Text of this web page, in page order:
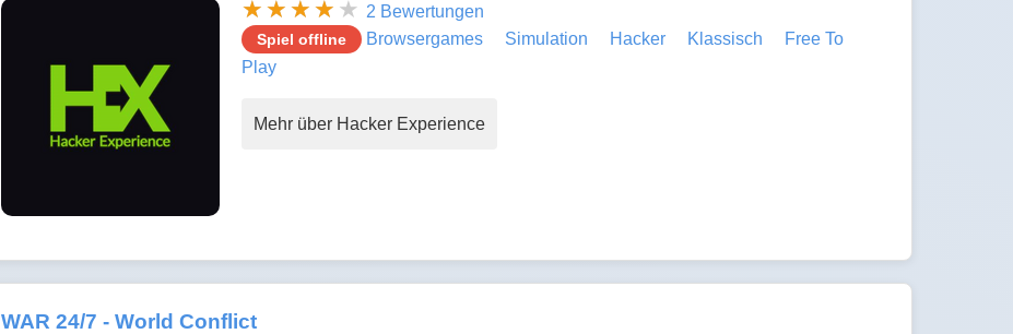
2 Bewertungen
Spiel offline Browsergames Simulation Hacker Klassisch
Free To
Play
Mehr über Hacker Experience
WAR 24/7 - World Conflict